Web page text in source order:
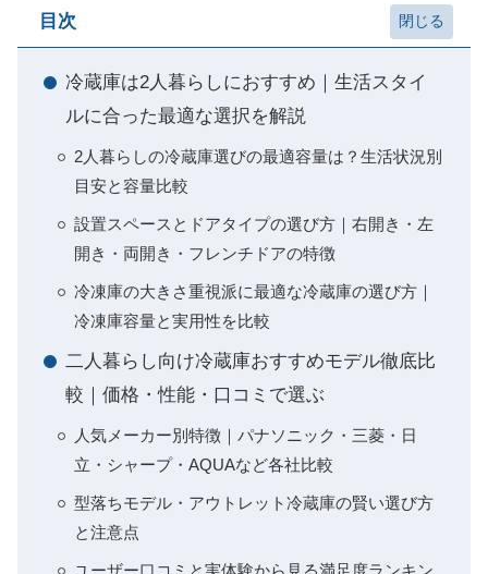
目次
冷蔵庫は2人暮らしにおすすめ｜生活スタイ
ルに合った最適な選択を解説
2人暮らしの冷蔵庫選びの最適容量は？生活状況別
目安と容量比較
設置スペースとドアタイプの選び方｜右開き・左
開き・両開き・フレンチドアの特徴
冷凍庫の大きさ重視派に最適な冷蔵庫の選び方｜
冷凍庫容量と実用性を比較
二人暮らし向け冷蔵庫おすすめモデル徹底比
較｜価格・性能・口コミで選ぶ
人気メーカー別特徴｜パナソニック・三菱・日
立・シャープ・AQUAなど各社比較
型落ちモデル・アウトレット冷蔵庫の賢い選び方
と注意点
ユーザー口コミと実体験から見る満足度ランキン